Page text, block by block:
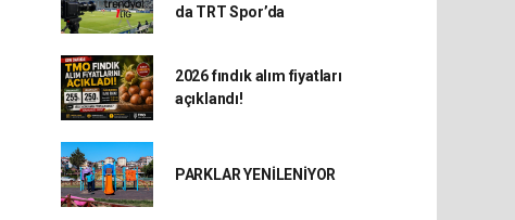
da TRT Spor’da
2026 fındık alım fiyatları
açıklandı!
PARKLAR YENİLENİYOR